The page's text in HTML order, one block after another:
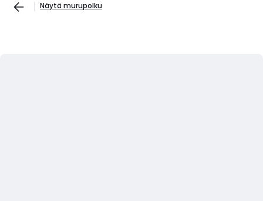
Näytä murupolku